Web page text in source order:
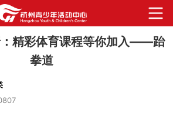
精彩体育课程等你加入——跆
拳道